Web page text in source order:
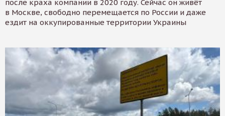
после краха компании в 2020 году. Сейчас он живёт
в Москве, свободно перемещается по России и даже
ездит на оккупированные территории Украины